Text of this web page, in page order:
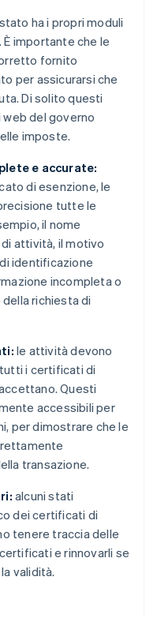
ha i propri moduli
importante che le
fornito
per assicurarsi che
Di solito questi
del governo
imposte.
e accurate:
di esenzione, le
tutte le
il nome
attività, il motivo
identificazione
incompleta o
richiesta di
le attività devono
i certificati di
Questi
accessibili per
per dimostrare che le
transazione.
alcuni stati
dei certificati di
tenere traccia delle
e rinnovarli se
validità.